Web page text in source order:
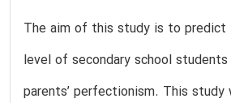
The aim of this study is to
level of secondary school
parents’ perfectionism. This study